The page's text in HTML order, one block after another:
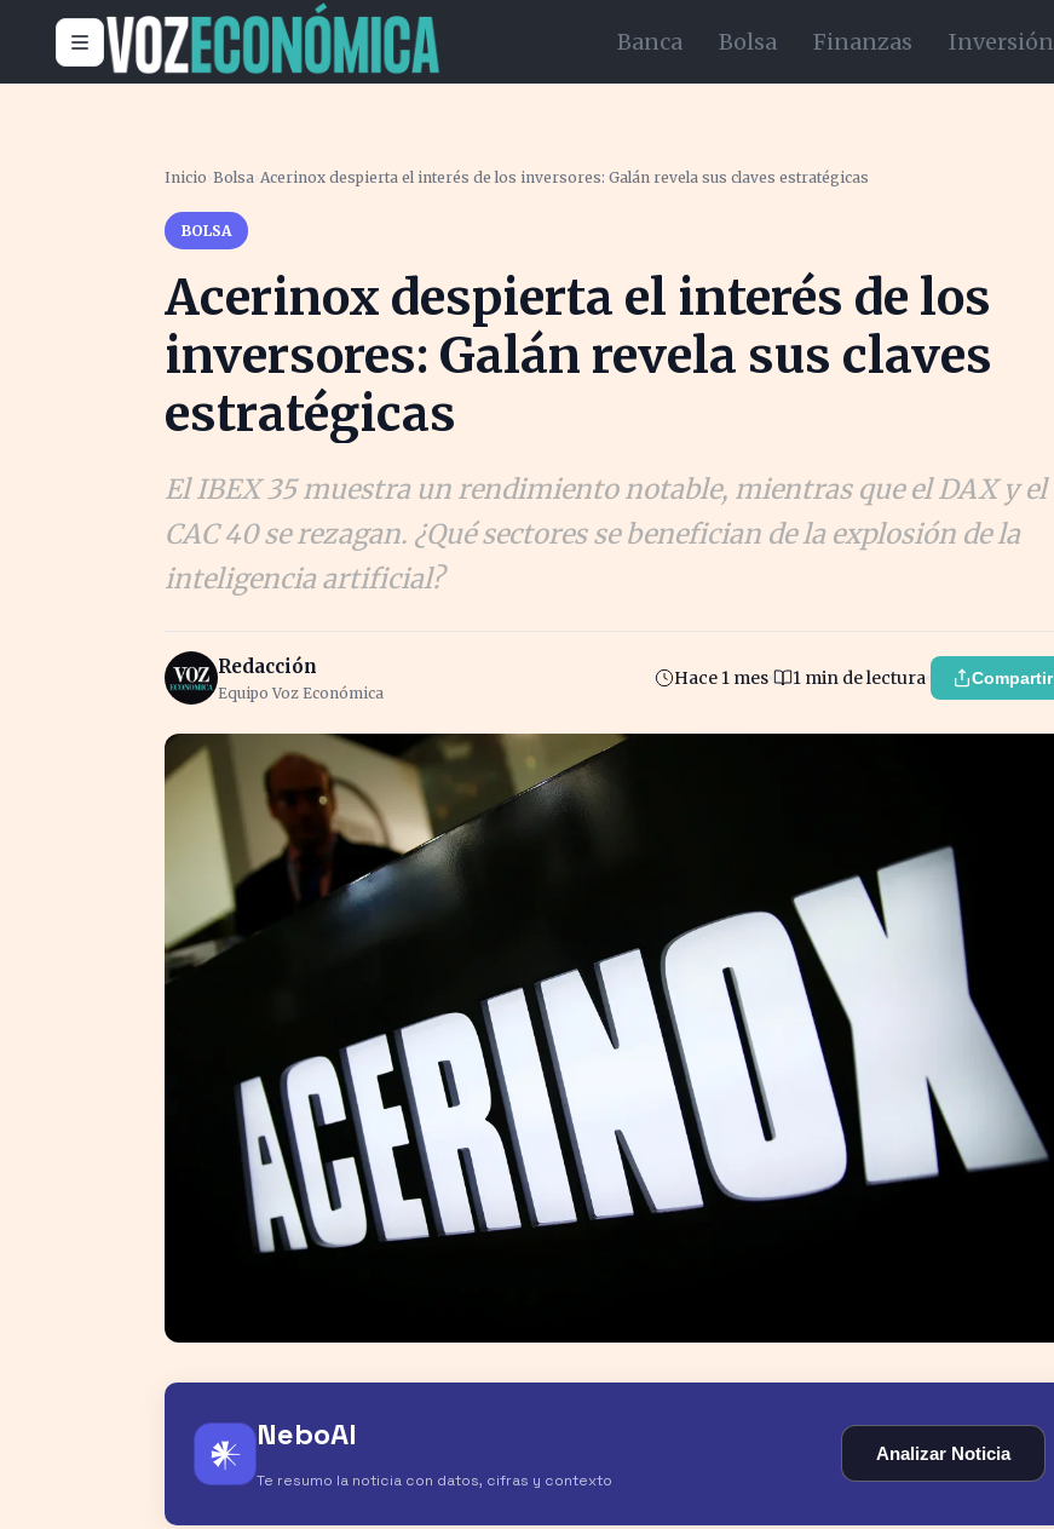
Banca Bolsa Finanzas Inversión
Inicio ›Bolsa›Acerinox despierta el interés de los inversores: Galán revela sus claves estratégicas
BOLSA
Acerinox despierta el interés de los
inversores: Galán revela sus claves
estratégicas
El IBEX 35 muestra un rendimiento notable, mientras que el DAX y el
CAC 40 se rezagan. ¿Qué sectores se benefician de la explosión de la
inteligencia artificial?
Redacción
Equipo Voz Económica
Hace 1 mes 1 min de lectura Compartir
𒀭 NeboAI
Te resumo la noticia con datos, cifras y contexto
Analizar Noticia